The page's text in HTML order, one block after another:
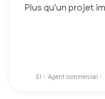
Plus qu'un projet
EI - Agent commercial